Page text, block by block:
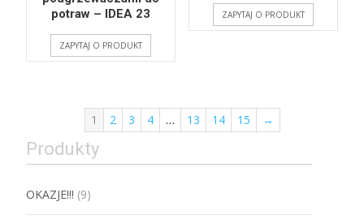
potraw – IDEA 23
ZAPYTAJ O PRODUKT
ZAPYTAJ O PRODUKT
1 2 3 4 … 13 14 15 →
Produkty
OKAZJE!!! (9)